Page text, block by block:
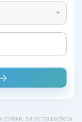
заявки, вы соглашаетесь